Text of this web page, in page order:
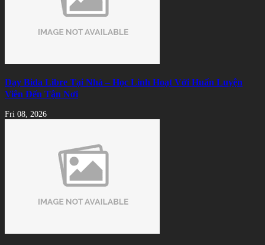
Dạy Bida Libre Tại Nhà – Học Linh Hoạt Với Huấn Luyện
Viên Đến Tận Nơi
Fri 08, 2026